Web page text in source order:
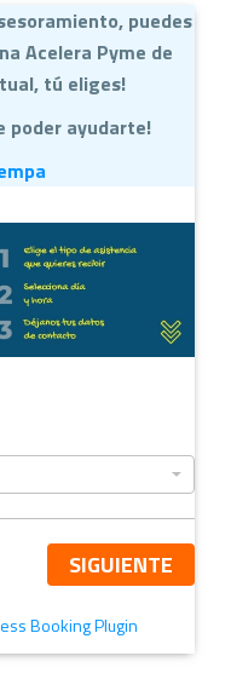
puedes
Acelera Pyme de
tú eliges!
poder ayudarte!
SIGUIENTE
Booking Plugin